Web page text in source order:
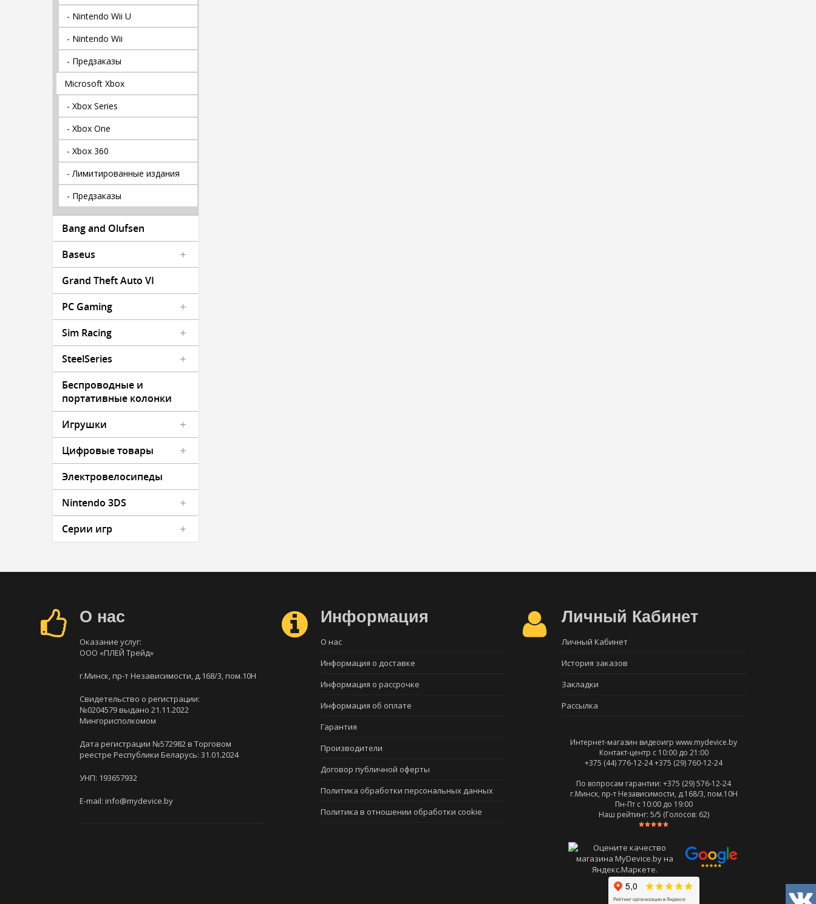
- Nintendo Wii U
- Nintendo Wii
- Предзаказы
Microsoft Xbox
- Xbox Series
- Xbox One
- Xbox 360
- Лимитированные издания
- Предзаказы
Bang and Olufsen
Baseus
Grand Theft Auto VI
PC Gaming
Sim Racing
SteelSeries
Беспроводные и
портативные колонки
Игрушки
Цифровые товары
Электровелосипеды
Nintendo 3DS
Серии игр
О нас
Оказание услуг:
ООО «ПЛЕЙ Трейд»
г.Минск, пр-т Независимости, д.168/3, пом.10Н
Свидетельство о регистрации:
№0204579 выдано 21.11.2022
Мингорисполкомом
Дата регистрации №572982 в Торговом
реестре Республики Беларусь: 31.01.2024
УНП: 193657932
E-mail: info@mydevice.by
Информация
О нас
Информация о доставке
Информация о рассрочке
Информация об оплате
Гарантия
Производители
Договор публичной оферты
Политика обработки персональных данных
Политика в отношении обработки cookie
Личный Кабинет
Личный Кабинет
История заказов
Закладки
Рассылка
Интернет-магазин видеоигр www.mydevice.by
Контакт-центр с 10:00 до 21:00
+375 (44) 776-12-24+375 (29) 760-12-24
По вопросам гарантии: +375 (29) 576-12-24
г.Минск, пр-т Независимости, д.168/3, пом.10Н
Пн-Пт c 10:00 до 19:00
Наш рейтинг: 5/5 (Голосов: 62)